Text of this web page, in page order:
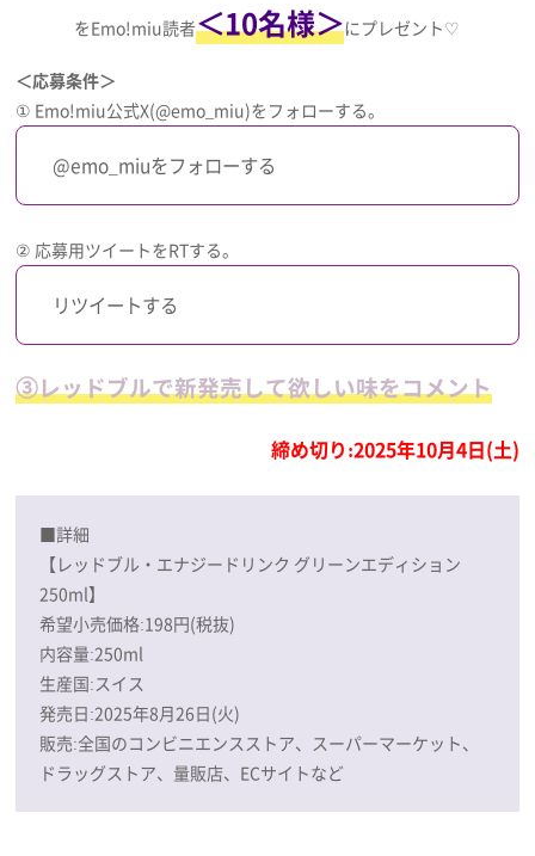
をEmo!miu読者＜10名様＞にプレゼント♡
＜応募条件＞
① Emo!miu公式X(@emo_miu)をフォローする。
@emo_miuをフォローする
② 応募用ツイートをRTする。
リツイートする
③レッドブルで新発売して欲しい味をコメント
締め切り:2025年10月4日(土)
■詳細
【レッドブル・エナジードリンク グリーンエディション
250ml】
希望小売価格:198円(税抜)
内容量:250ml
生産国:スイス
発売日:2025年8月26日(火)
販売:全国のコンビニエンスストア、スーパーマーケット、
ドラッグストア、量販店、ECサイトなど